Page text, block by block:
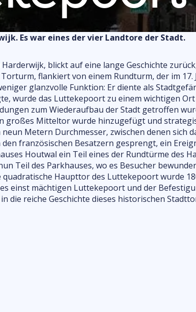
Veranstaltungskalender
Spaß
Es war eines der vier Landtore der Stadt.
blickt auf eine lange Geschichte
flankiert von einem Rundturm, der im
glanzvolle Funktion: Er diente als
wurde das Luttekepoort zu einem wichtigen
zum Wiederaufbau der Stadt getroffen
großes Mitteltor wurde hinzugefügt und
Metern Durchmesser, zwischen denen
französischen Besatzern gesprengt, ein
Houtwal ein Teil eines der Rundtürme des
Teil des Parkhauses, wo es Besucher
Haupttor des Luttekepoort wurde
einst mächtigen Luttekepoort und der
die reiche Geschichte dieses historischen